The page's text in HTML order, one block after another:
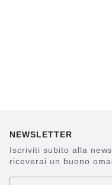
NEWSLETTER
Iscriviti subito alla
riceverai un buono